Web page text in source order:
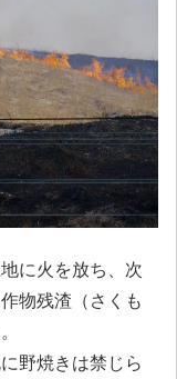
に火を放ち、次
物残渣（さくも
野焼きは禁じら